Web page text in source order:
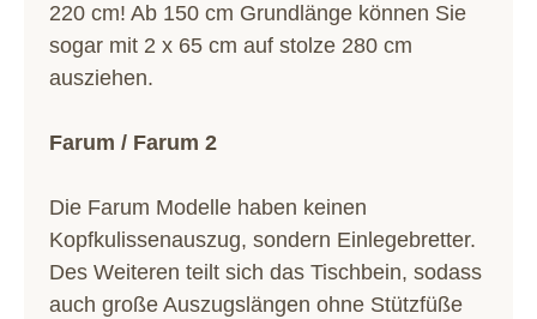
220 cm! Ab 150 cm Grundlänge können Sie
sogar mit 2 x 65 cm auf stolze 280 cm
ausziehen.
Farum / Farum 2
Die Farum Modelle haben keinen
Kopfkulissenauszug, sondern Einlegebretter.
Des Weiteren teilt sich das Tischbein, sodass
auch große Auszugslängen ohne Stützfüße